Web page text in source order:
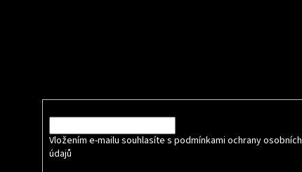
Vložením e-mailu souhlasíte s podmínkami ochrany osobních
údajů